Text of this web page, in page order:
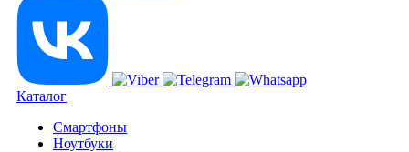
Каталог
Смартфоны
Ноутбуки